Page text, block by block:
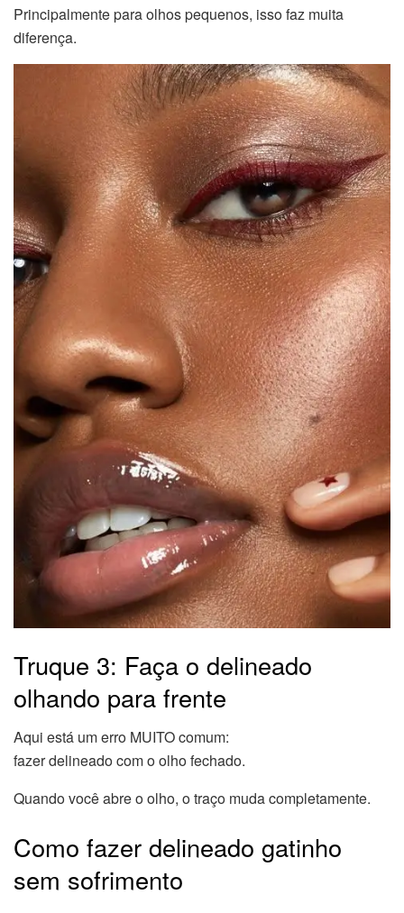
Principalmente para olhos pequenos, isso faz muita
diferença.
Truque 3: Faça o delineado
olhando para frente
Aqui está um erro MUITO comum:
fazer delineado com o olho fechado.
Quando você abre o olho, o traço muda completamente.
Como fazer delineado gatinho
sem sofrimento